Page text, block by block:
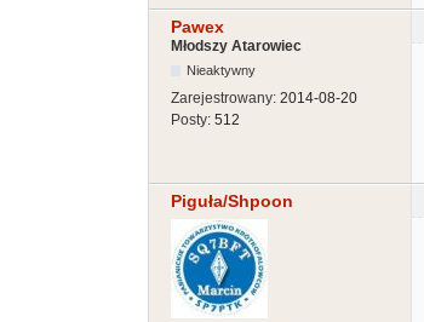
Pawex
Młodszy Atarowiec
Nieaktywny
Zarejestrowany: 2014-08-20
Posty: 512
Piguła/Shpoon